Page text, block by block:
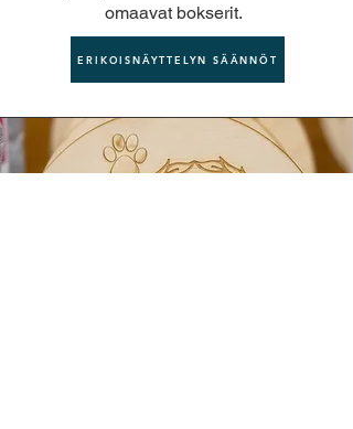
omaavat bokserit.
ERIKOISNÄYTTELYN SÄÄNNÖT